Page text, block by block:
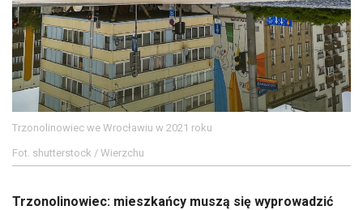
Trzonolinowiec we Wrocławiu w 2021 roku
Fot. shutterstock / Wierzchu
Trzonolinowiec: mieszkańcy muszą się wyprowadzić